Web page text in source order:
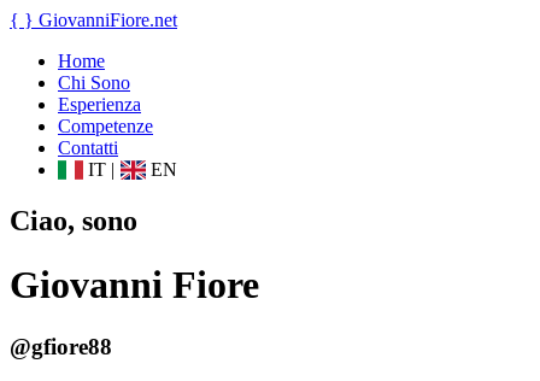
{ } GiovanniFiore.net
Home
Chi Sono
Esperienza
Competenze
Contatti
IT | EN
Ciao, sono
Giovanni Fiore
@gfiore88